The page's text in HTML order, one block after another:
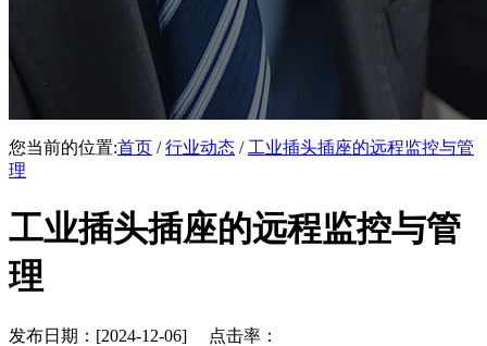
您当前的位置:首页 /行业动态 / 工业插头插座的远程监控与管
理
工业插头插座的远程监控与管
理
发布日期：[2024-12-06] 点击率：